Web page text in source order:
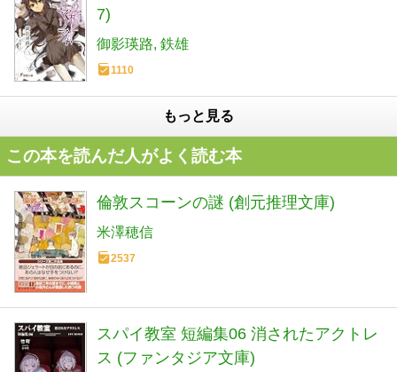
7)
御影瑛路 鉄雄
1110
もっと見る
この本を読んだ人がよく読む本
倫敦スコーンの謎 (創元推理文庫)
米澤穂信
2537
スパイ教室 短編集06 消されたアクトレ
ス (ファンタジア文庫)